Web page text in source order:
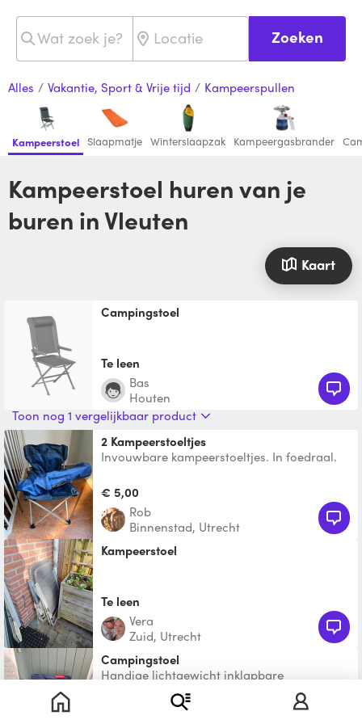
Zoeken
Alles / Vakantie, Sport & Vrije tijd / Kampeerspullen
Kampeerstoel Slaapmatje Winterslaapzak Kampeergasbrander
Kampeerstoel huren van je
buren in Vleuten
Kaart
Campingstoel
Te leen
Bas
Houten
Toon nog 1 vergelijkbaar product
2 Kampeerstoeltjes
Invouwbare kampeerstoeltjes. In foedraal.
€ 5,00
Rob
Binnenstad, Utrecht
Kampeerstoel
Te leen
Vera
Zuid, Utrecht
Campingstoel
Handige lichtgewicht inklapbare
campingstoel